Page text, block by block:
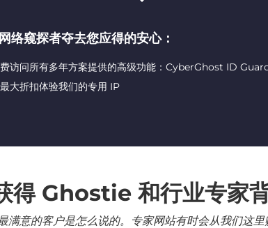
络窥探者夺去您应得的安心：
访问所有多年方案提供的高级功能：CyberGhost ID
大折扣体验我们的专用 IP
得 Ghostie 和行业专家
满意的客户是怎么说的。专家网站有时会从我们这里